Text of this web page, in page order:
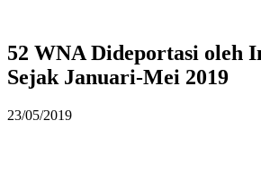
52 WNA Dideportasi oleh
Sejak Januari-Mei 2019
23/05/2019